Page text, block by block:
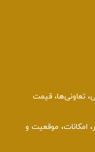
قیمت
موقعیت و